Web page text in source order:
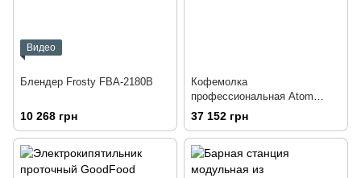
Видео
Блендер Frosty FBA-2180B
10 268 грн
Кофемолка
профессиональная Atom
Excellence 65
37 152 грн